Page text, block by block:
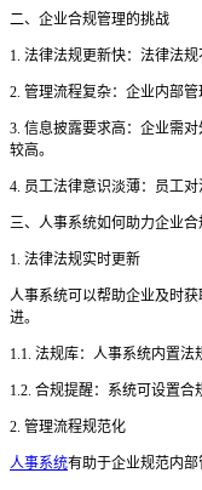
二、企业合规管理的挑战
1. 法律法规更新快：法律法
2. 管理流程复杂：企业内部
3. 信息披露要求高：企业需
较高。
4. 员工法律意识淡薄：员工
三、人事系统如何助力企业合
1. 法律法规实时更新
人事系统可以帮助企业及时
进。
1.1. 法规库：人事系统内置法
1.2. 合规提醒：系统可设置合
2. 管理流程规范化
人事系统有助于企业规范内部